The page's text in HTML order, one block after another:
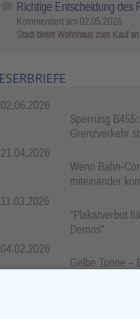
Richtige Entscheidung des
Kommentiert am 02.05.2026
Stadt bietet Wohnhaus zum Kauf an
02.06.2026
Sperrung
Grenzverkehr
21.04.2026
Wenn Bahn-
miteinander
11.03.2026
"Plakatverbot
Demos"
04.02.2026
Gelbe Tonne –